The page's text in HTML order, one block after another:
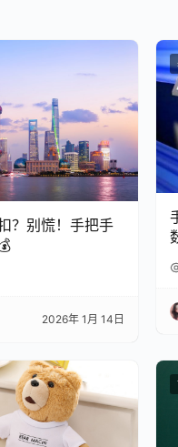
？别慌！手把手
2026年 1月 14日